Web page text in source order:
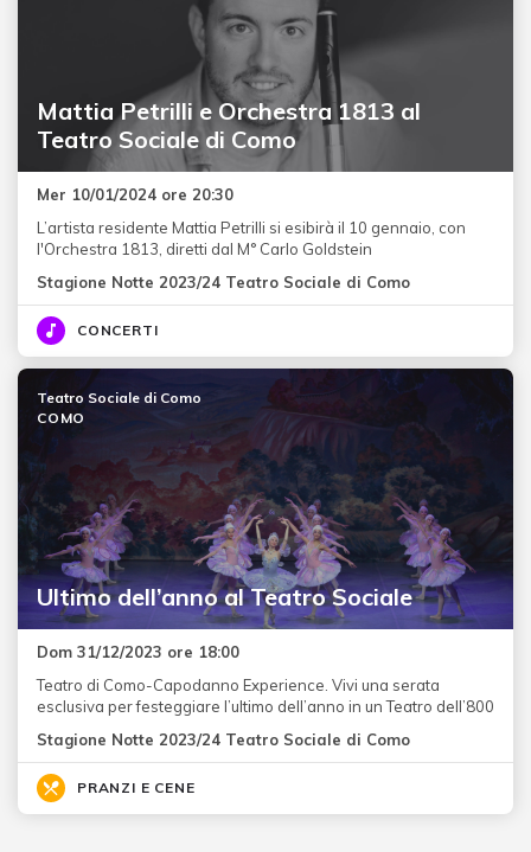
Mattia Petrilli e Orchestra 1813 al
Teatro Sociale di Como
Mer 10/01/2024 ore 20:30
L’artista residente Mattia Petrilli si esibirà il 10 gennaio, con
l'Orchestra 1813, diretti dal M° Carlo Goldstein
Stagione Notte 2023/24 Teatro Sociale di Como
CONCERTI
Ultimo dell’anno al Teatro Sociale
Teatro Sociale di Como
COMO
Dom 31/12/2023 ore 18:00
Teatro di Como-Capodanno Experience. Vivi una serata
esclusiva per festeggiare l’ultimo dell’anno in un Teatro dell’800
Stagione Notte 2023/24 Teatro Sociale di Como
PRANZI E CENE